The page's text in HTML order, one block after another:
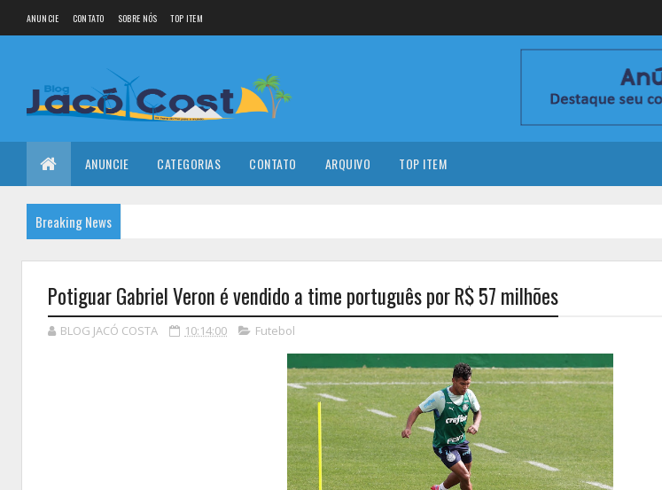
ANUNCIE CONTATO SOBRE NÓS TOP ITEM
ANUNCIE CATEGORIAS CONTATO ARQUIVO TOP ITEM
Breaking News
Potiguar Gabriel Veron é vendido a time português por R$ 57 milhões
BLOG JACÓ COSTA 10:14:00 Futebol